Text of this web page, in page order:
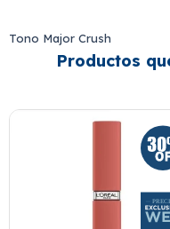
Tono Major Crush
Productos